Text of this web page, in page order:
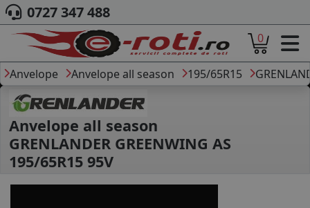
ACASA
DESPRE NOI
ANVELOPE
AUTO
CAMION
MOTO
AGROINDUSTRIALE
CAUTARE DUPA
DIMENSIUNI
0727 347 488
0
Anvelope Anvelope all season 195/65R15
Anvelope all season
GRENLANDER GREENWING AS
195/65R15 95V